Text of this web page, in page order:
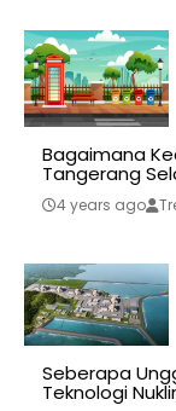
Bagaimana
Tangerang
4 years ago
Seberapa
Teknologi